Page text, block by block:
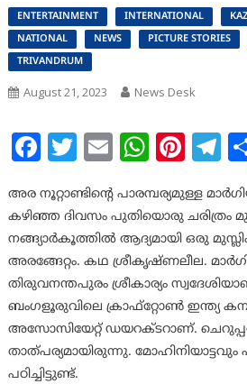
ENTERTAINMENT INTERNATIONAL
NATIONAL
NEWS PICTURE STORIES
TRIVANDRUM
August 21, 2023 News Desk
Facebook
Twitter
Email
അര നൂറ്റാണ്ടിന്റെ പാരമ്പര്യമുള്ള
കഴിഞ്ഞ ദിവസം പുതിയൊരു ചരിത്രം
നങ്ങ്യാർകൂത്തിൽ ആദ്യമായി ഒരു
അരങ്ങേറ്റം. കഥ ശ്രീകൃഷ്ണലീല.
തിരുവനന്തപുരം ശ്രീകാര്യം
ബംഗളൂരുവിലെ ക്രാഫ്റ്റോൺ ഇന്ത്യ
അസോസിയേറ്റ് ഡയറക്ടറാണ്.
താത്പര്യമായിരുന്നു.
പഠിച്ചിട്ടുണ്ട്.